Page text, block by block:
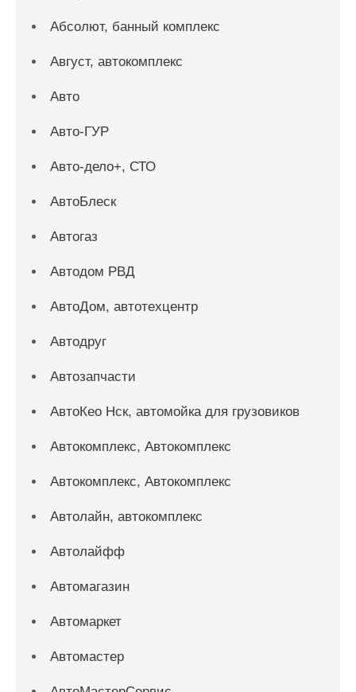
Абсолют, банный комплекс
Август, автокомплекс
Авто
Авто-ГУР
Авто-дело+, СТО
АвтоБлеск
Автогаз
Автодом РВД
АвтоДом, автотехцентр
Автодруг
Автозапчасти
АвтоКео Нск, автомойка для грузовиков
Автокомплекс, Автокомплекс
Автокомплекс, Автокомплекс
Автолайн, автокомплекс
Автолайфф
Автомагазин
Автомаркет
Автомастер